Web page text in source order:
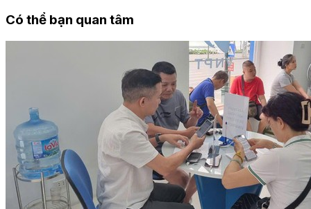
Có thể bạn quan tâm